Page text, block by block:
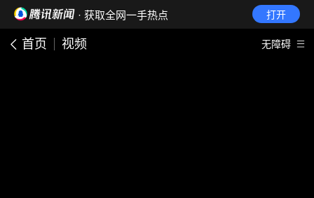
· 获取全网一手热点 打开
首页 视频 无障碍